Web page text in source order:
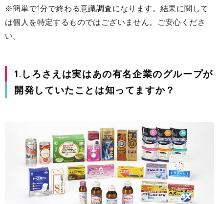
※簡単で1分で終わる意識調査になります。結果に関して
は個人を特定するものではございません。ご安心くださ
い。
1.しろさえは実はあの有名企業のグループが
開発していたことは知ってますか？